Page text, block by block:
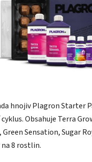
hnojiv Plagron Starter
Obsahuje Terra
Sensation, Sugar
8 rostlin.